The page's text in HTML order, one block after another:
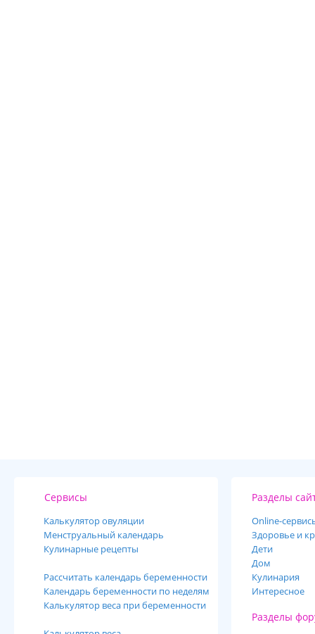
Сервисы
Калькулятор овуляции
Менструальный календарь
Кулинарные рецепты
Рассчитать календарь беременности
Календарь беременности по неделям
Калькулятор веса при беременности
Разделы
Online-
Здоровье и
Дети
Дом
Кулинария
Интересное
Разделы